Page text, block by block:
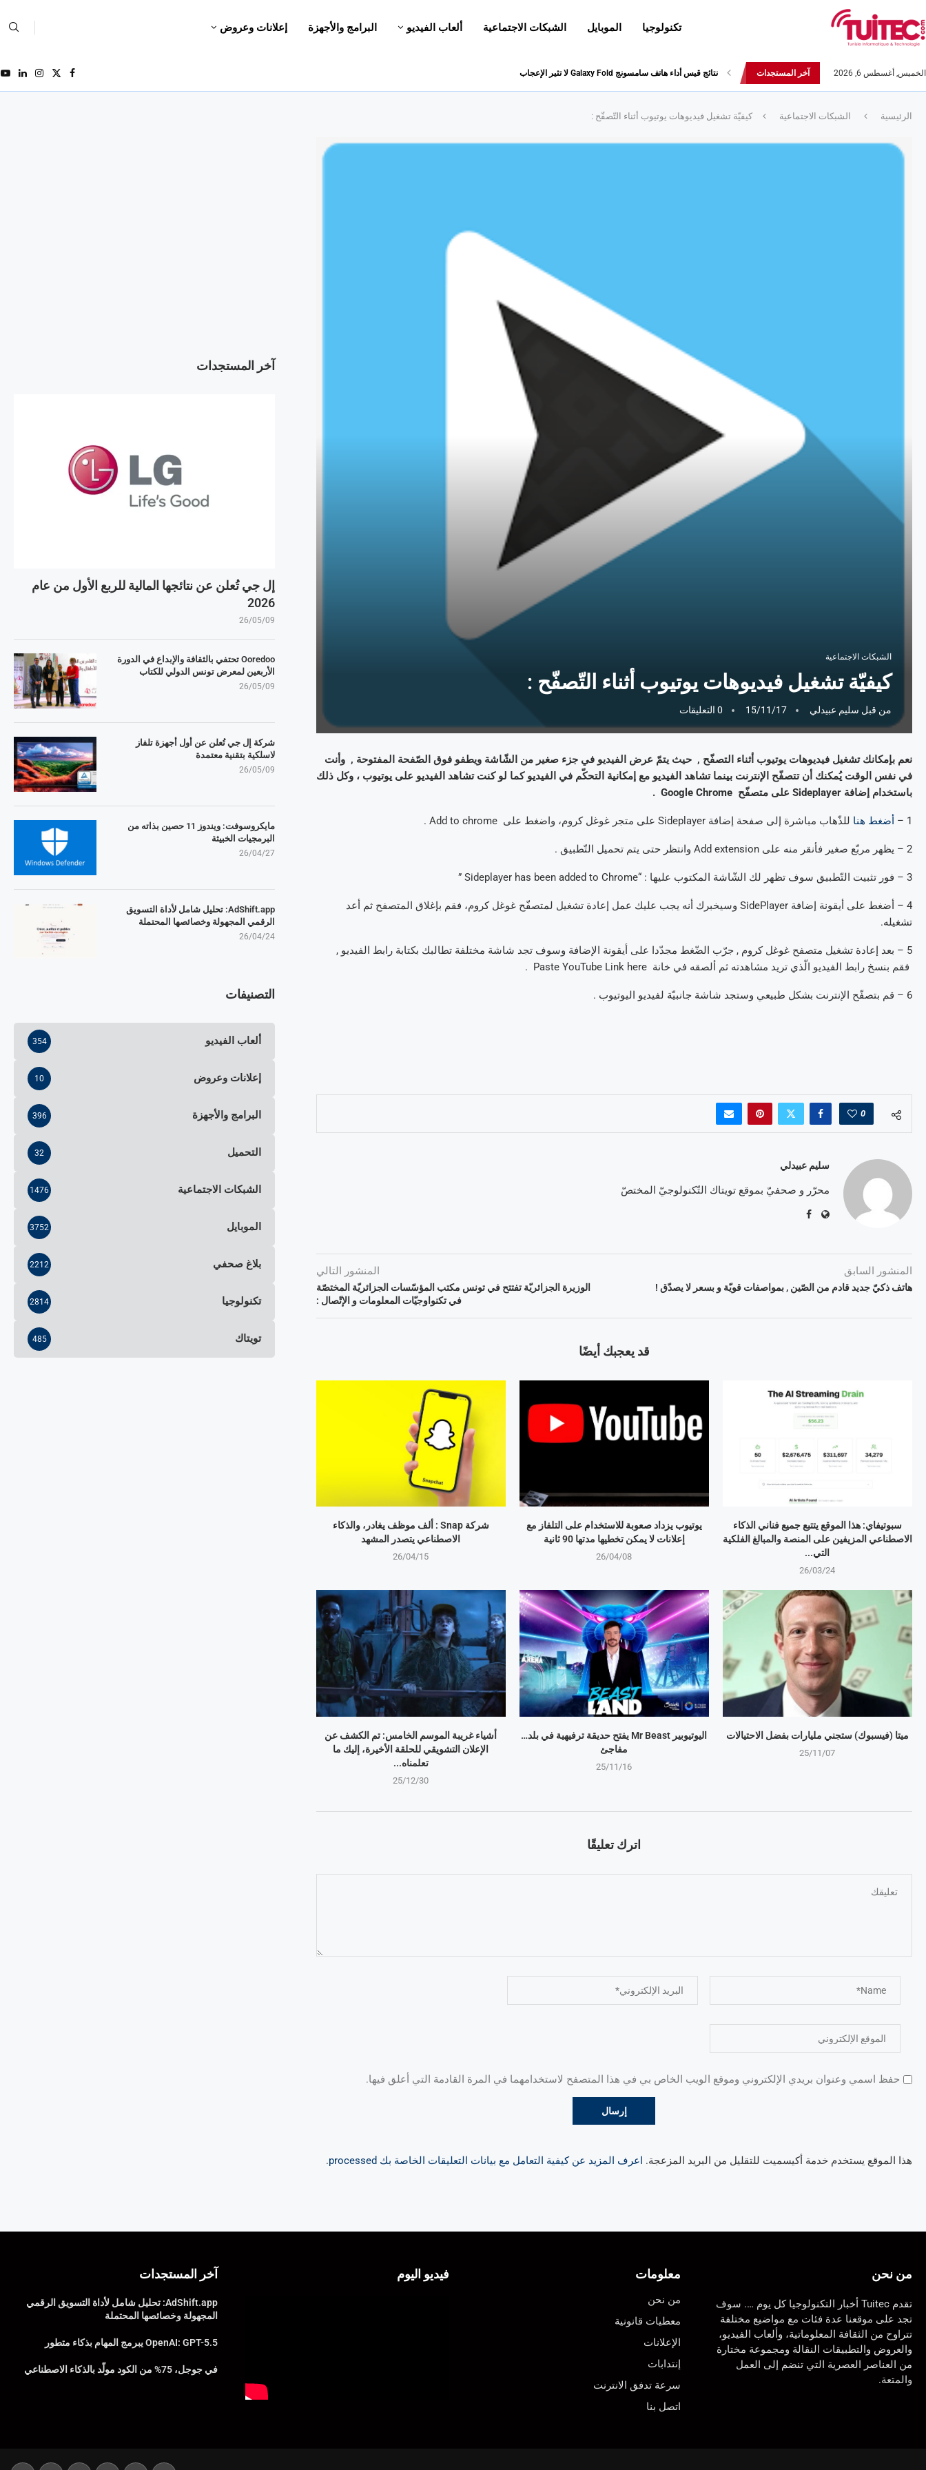
تكنولوجيا الموبايل الشبكات الاجتماعية ألعاب الفيديو البرامج والأجهزة إعلانات وعروض
الخميس, أغسطس 6, 2026 آخر المستجدات نتائج قيس أداء هاتف سامسونج Galaxy Fold لا تثير الإعجاب
الرئيسية الشبكات الاجتماعية كيفيّة تشغيل فيديوهات يوتيوب أثناء التّصفّح :
الشبكات الاجتماعية
كيفيّة تشغيل فيديوهات يوتيوب أثناء التّصفّح :
من قبل سليم عبيدلي 15/11/17 0 التعليقات
نعم بإمكانك تشغيل فيديوهات يوتيوب أثناء التصفّح , حيث يتمّ عرض الفيديو في جزء صغير من الشّاشة ويطفو فوق الصّفحة المفتوحة , وأنت
في نفس الوقت يُمكنك أن تتصفّح الإنترنت بينما تشاهد الفيديو مع إمكانية التحكّم في الفيديو كما لو كنت تشاهد الفيديو على يوتيوب ، وكل ذلك
باستخدام إضافة Sideplayer على متصفّح Google Chrome .
1 – أضغط هنا للذّهاب مباشرة إلى صفحة إضافة Sideplayer على متجر غوغل كروم، واضغط على Add to chrome .
2 – يظهر مربّع صغير فأنقر منه على Add extension وانتظر حتى يتم تحميل التّطبيق .
3 – فور تثبيت التّطبيق سوف تظهر لك الشّاشة المكتوب عليها : “Sideplayer has been added to Chrome ”
4 – أضغط على أيقونة إضافة SidePlayer وسيخبرك أنه يجب عليك عمل إعادة تشغيل لمتصفّح غوغل كروم، فقم بإغلاق المتصفح ثم أعد
تشغيله.
5 – بعد إعادة تشغيل متصفح غوغل كروم , جرّب الضّغط مجدّدا على أيقونة الإضافة وسوف تجد شاشة مختلفة تطالبك بكتابة رابط الفيديو ,
فقم بنسخ رابط الفيديو الّذي تريد مشاهدته ثم ألصقه في خانة Paste YouTube Link here .
6 – قم بتصفّح الإنترنت بشكل طبيعي وستجد شاشة جانبيّة لفيديو اليوتيوب .
0
سليم عبيدلي
محرّر و صحفيّ بموقع تويتاك التّكنولوجيّ المختصّ
المنشور السابق
هاتف ذكيّ جديد قادم من الصّين , بمواصفات قويّة و بسعر لا يصدّق !
المنشور التالي
الوزيرة الجزائريّة تفتتح في تونس مكتب المؤسّسات الجزائريّة المختصّة
في تكنواوجيّات المعلومات و الإتّصال :
قد يعجبك أيضًا
شركة Snap : ألف موظف يغادر، والذكاء
الاصطناعي يتصدر المشهد
26/04/15
يوتيوب يزداد صعوبة للاستخدام على التلفاز مع
إعلانات لا يمكن تخطيها مدتها 90 ثانية
26/04/08
سبوتيفاي: هذا الموقع يتتبع جميع فناني الذكاء
الاصطناعي المزيفين على المنصة والمبالغ الفلكية
التي...
26/03/24
أشياء غريبة الموسم الخامس: تم الكشف عن
الإعلان التشويقي للحلقة الأخيرة، إليك ما
تعلمناه...
25/12/30
اليوتيوبير Mr Beast يفتح حديقة ترفيهية في بلد…
مفاجئ
25/11/16
ميتا (فيسبوك) ستجني مليارات بفضل الاحتيالات
25/11/07
اترك تعليقًا
حفظ اسمي وعنوان بريدي الإلكتروني وموقع الويب الخاص بي في هذا المتصفح لاستخدامهما في المرة القادمة التي أعلق فيها.
هذا الموقع يستخدم خدمة أكيسميت للتقليل من البريد المزعجة. اعرف المزيد عن كيفية التعامل مع بيانات التعليقات الخاصة بك processed .
آخر المستجدات
إل جي تُعلن عن نتائجها المالية للربع الأول من عام
2026
26/05/09
Ooredoo تحتفي بالثقافة والإبداع في الدورة
الأربعين لمعرض تونس الدولي للكتاب
26/05/09
شركة إل جي تُعلن عن أول أجهزة تلفاز
لاسلكية بتقنية معتمدة
26/05/09
مايكروسوفت: ويندوز 11 حصين بذاته من
البرمجيات الخبيثة
26/04/27
AdShift.app: تحليل شامل لأداة التسويق
الرقمي المجهولة وخصائصها المحتملة
26/04/24
التصنيفات
ألعاب الفيديو 354
إعلانات وعروض 10
البرامج والأجهزة 396
التحميل 32
الشبكات الاجتماعية 1476
الموبايل 3752
بلاغ صحفي 2212
تكنولوجيا 2814
تويتاك 485
من نحن
تقدم Tuitec أخبار التكنولوجيا كل يوم …. سوف
تجد على موقعنا عدة فئات مع مواضيع مختلفة
تتراوح من الثقافة المعلوماتية، وألعاب الفيديو،
والعروض والتطبيقات النقالة ومجموعة مختارة
من العناصر العصرية التي تنضم إلى العمل
والمتعة.
معلومات
من نحن
معطيات قانونية
الإعلانات
إنتدابات
سرعة تدفق الانترنت
اتصل بنا
فيديو اليوم آخر المستجدات
AdShift.app: تحليل شامل لأداة التسويق الرقمي
المجهولة وخصائصها المحتملة
OpenAI: GPT-5.5 يبرمج المهام بذكاء متطور
في جوجل، 75% من الكود مولّد بالذكاء الاصطناعي